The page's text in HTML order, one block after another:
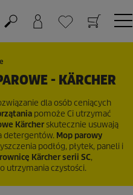
- KÄRCHER
dla osób ceniących
pomoże Ci utrzymać
Kärcher skutecznie usuwają
detergentów. Mop parowy
podłóg, płytek, paneli i
Kärcher serii SC,
utrzymania czystości.